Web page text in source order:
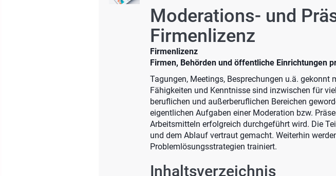
Moderations- und
Firmenlizenz
Firmenlizenz
Firmen, Behörden und öffentliche Einrichtungen
Tagungen, Meetings, Besprechungen u.ä.
Fähigkeiten und Kenntnisse sind inzwischen für
beruflichen und außerberuflichen Bereichen
eigentlichen Aufgaben einer Moderation bzw.
Arbeitsmitteln erfolgreich durchgeführt wird. Die
und dem Ablauf vertraut gemacht. Weiterhin
Problemlösungsstrategien trainiert.
Inhaltsverzeichnis